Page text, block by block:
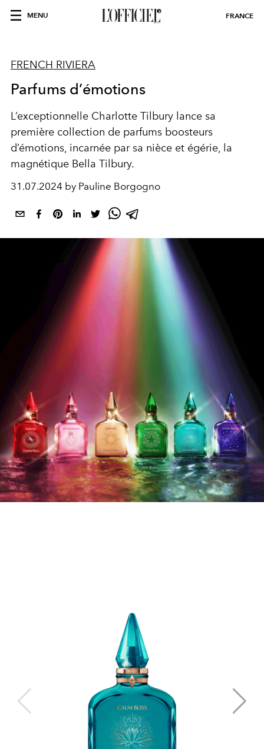
MENU FRANCE
FRENCH RIVIERA
Parfums d’émotions
L’exceptionnelle Charlotte Tilbury lance sa
première collection de parfums boosteurs
d’émotions, incarnée par sa nièce et égérie, la
magnétique Bella Tilbury.
31.07.2024 by Pauline Borgogno